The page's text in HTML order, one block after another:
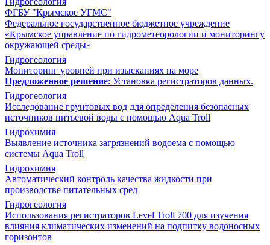
ФГБУ "Крымское УГМС"
Федеральное государственное бюджетное учреждение
«Крымское управление по гидрометеорологии и мониторингу
окружающей среды»
Гидрогеология
Мониторинг уровней при изысканиях на море
Предложенное решение: Установка регистраторов данных.
Гидрогеология
Исследование грунтовых вод для определения безопасных
источников питьевой воды с помощью Aqua Troll
Гидрохимия
Выявление источника загрязнений водоема с помощью
системы Aqua Troll
Гидрохимия
Автоматический контроль качества жидкости при
производстве питательных сред
Гидрогеология
Использования регистраторов Level Troll 700 для изучения
влияния климатических изменений на подпитку водоносных
горизонтов